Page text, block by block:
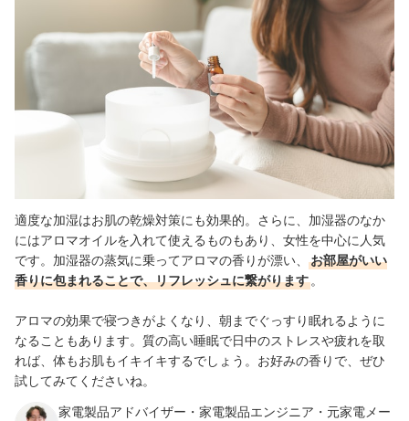
適度な加湿はお肌の乾燥対策にも効果的。さらに、加湿器のなか
にはアロマオイルを入れて使えるものもあり、女性を中心に人気
です。加湿器の蒸気に乗ってアロマの香りが漂い、
お部屋がいい
香りに包まれることで、リフレッシュに繋がります 。
アロマの効果で寝つきがよくなり、朝までぐっすり眠れるように
なることもあります。質の高い睡眠で日中のストレスや疲れを取
れば、体もお肌もイキイキするでしょう。お好みの香りで、ぜひ
試してみてくださいね。
家電製品アドバイザー・家電製品エンジニア・元家電メー